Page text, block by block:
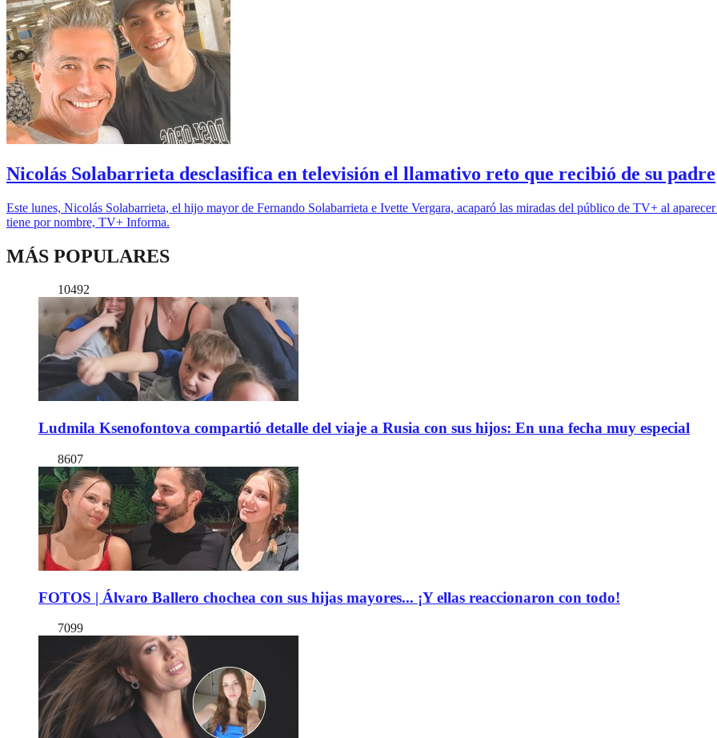
Nicolás Solabarrieta desclasifica en televisión el llamativo reto que recibió de su padre
Este lunes, Nicolás Solabarrieta, el hijo mayor de Fernando Solabarrieta e Ivette Vergara, acaparó las miradas del público de TV+ al
tiene por nombre, TV+ Informa.
MÁS POPULARES
10492
Ludmila Ksenofontova compartió detalle del viaje a Rusia con sus hijos: En una fecha muy especial
8607
FOTOS | Álvaro Ballero chochea con sus hijas mayores... ¡Y ellas reaccionaron con todo!
7099